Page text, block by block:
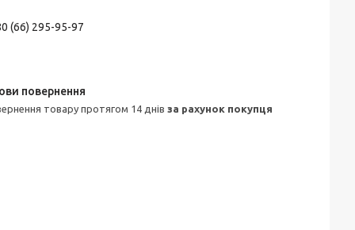
(66) 295-95-97
товару протягом 14 днів за рахунок покупця